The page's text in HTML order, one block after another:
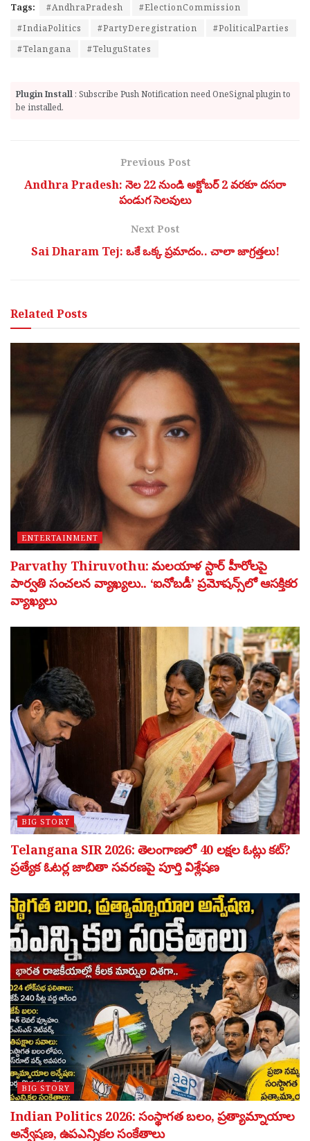
Tags: #AndhraPradesh
#ElectionCommission
#IndiaPolitics
#PartyDeregistration
#PoliticalParties
#Telangana
#TeluguStates
Plugin Install : Subscribe Push Notification need OneSignal plugin to
be installed.
Previous Post
Andhra Pradesh: నెల 22 నుండి అక్టోబర్ 2 వరకూ దసరా
పండుగ సెలవులు
Next Post
Sai Dharam Tej: ఒకే ఒక్క ప్ర‌మాదం.. చాలా జాగ్ర‌త్త‌లు!
RelatedPosts
ENTERTAINMENT
Parvathy Thiruvothu: మలయాళ స్టార్ హీరోలపై
పార్వతి సంచలన వ్యాఖ్యలు.. ‘ఐనోబడీ’ ప్రమోషన్స్‌లో ఆసక్తికర
వ్యాఖ్యలు
BIG STORY
Telangana SIR 2026: తెలంగాణలో 40 లక్షల ఓట్లు కట్?
ప్రత్యేక ఓటర్ల జాబితా సవరణపై పూర్తి విశ్లేషణ
BIG STORY
Indian Politics 2026: సంస్థాగత బలం, ప్రత్యామ్నాయాల
అన్వేషణ, ఉపఎన్నికల సంకేతాలు